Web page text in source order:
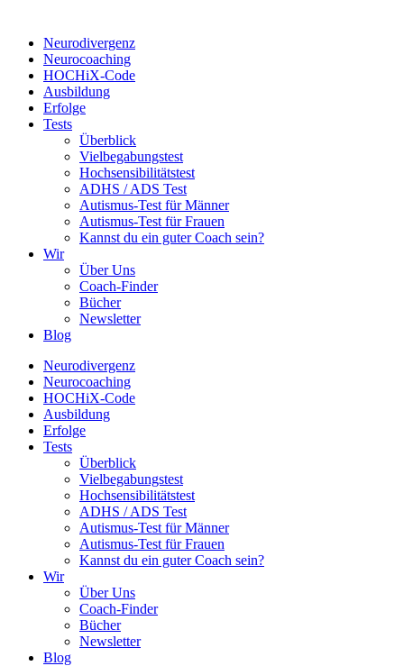
Neurodivergenz
Neurocoaching
HOCHiX-Code
Ausbildung
Erfolge
Tests
Überblick
Vielbegabungstest
Hochsensibilitätstest
ADHS / ADS Test
Autismus-Test für Männer
Autismus-Test für Frauen
Kannst du ein guter Coach sein?
Wir
Über Uns
Coach-Finder
Bücher
Newsletter
Blog
Neurodivergenz
Neurocoaching
HOCHiX-Code
Ausbildung
Erfolge
Tests
Überblick
Vielbegabungstest
Hochsensibilitätstest
ADHS / ADS Test
Autismus-Test für Männer
Autismus-Test für Frauen
Kannst du ein guter Coach sein?
Wir
Über Uns
Coach-Finder
Bücher
Newsletter
Blog